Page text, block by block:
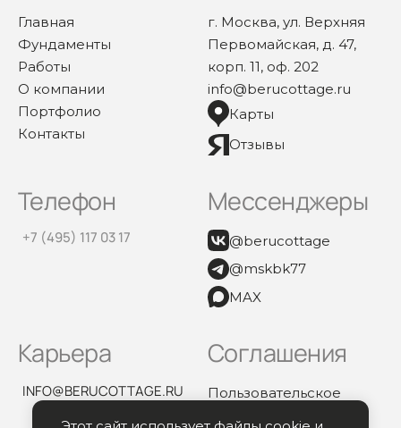
Главная
Фундаменты
Работы
О компании
Портфолио
Контакты
г. Москва, ул. Верхняя
Первомайская, д. 47,
корп. 11, оф. 202
info@berucottage.ru
Карты
Отзывы
Телефон
+7 (495) 117 03 17
Мессенджеры
@berucottage
@mskbk77
MAX
Карьера
INFO@BERUCOTTAGE.RU
Соглашения
Пользовательское